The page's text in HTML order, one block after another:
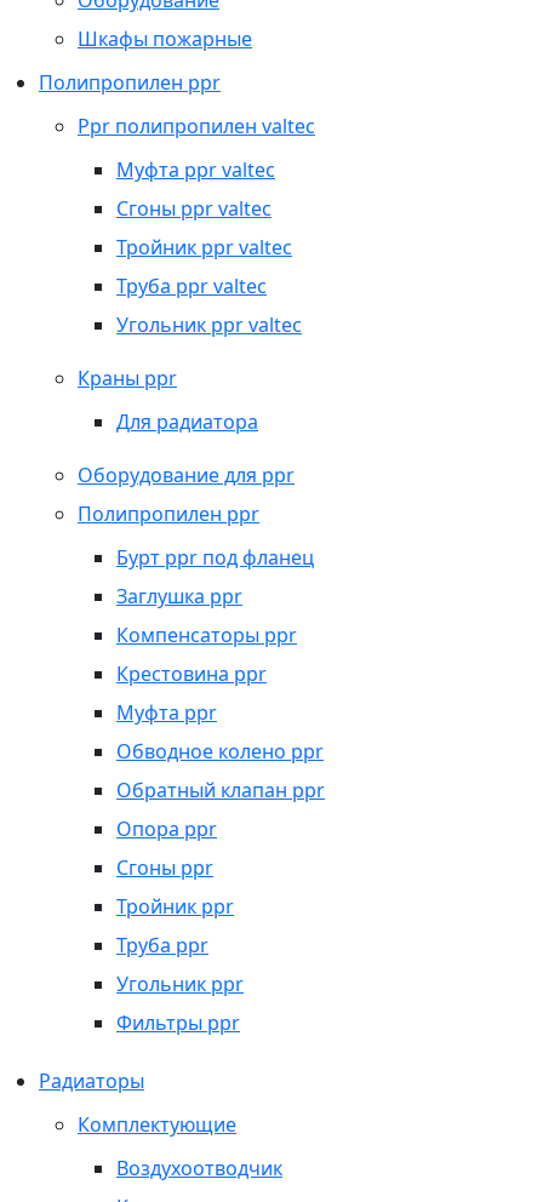
Шкафы пожарные
Полипропилен ppr
Ppr полипропилен valtec
Муфта ppr valtec
Сгоны ppr valtec
Тройник ppr valtec
Труба ppr valtec
Угольник ppr valtec
Краны ppr
Для радиатора
Оборудование для ppr
Полипропилен ppr
Бурт ppr под фланец
Заглушка ppr
Компенсаторы ppr
Крестовина ppr
Муфта ppr
Обводное колено ppr
Обратный клапан ppr
Опора ppr
Сгоны ppr
Тройник ppr
Труба ppr
Угольник ppr
Фильтры ppr
Радиаторы
Комплектующие
Воздухоотводчик